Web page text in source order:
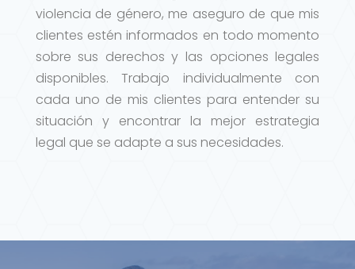
violencia de género, me aseguro de que mis
clientes estén informados en todo momento
sobre sus derechos y las opciones legales
disponibles. Trabajo individualmente con
cada uno de mis clientes para entender su
situación y encontrar la mejor estrategia
legal que se adapte a sus necesidades.